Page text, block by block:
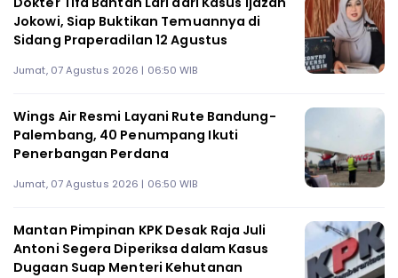
Jokowi, Siap Buktikan Temuannya di
Sidang Praperadilan 12 Agustus
Jumat, 07 Agustus 2026 | 06:50 WIB
Wings Air Resmi Layani Rute Bandung-
Palembang, 40 Penumpang Ikuti
Penerbangan Perdana
Jumat, 07 Agustus 2026 | 06:50 WIB
Mantan Pimpinan KPK Desak Raja Juli
Antoni Segera Diperiksa dalam Kasus
Dugaan Suap Menteri Kehutanan